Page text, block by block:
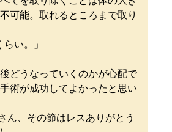
可能。取れるところまで取り
い。」
どうなっていくのかが心配で
術が成功してよかったと思い
ん、その節はレスありがとう